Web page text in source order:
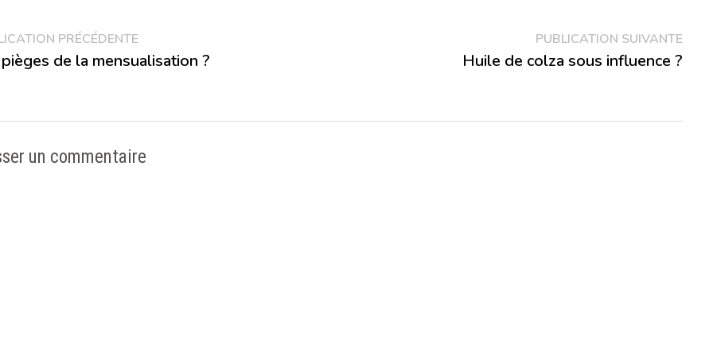
PRÉCÉDENTE
précédente :
de la mensualisation ?
PUBLICATION SUIVANTE
Huile de colza sous influence ?
un commentaire